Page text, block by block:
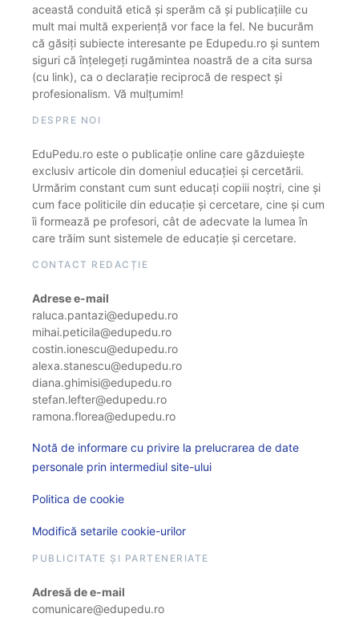
această conduită etică și sperăm că și publicațiile cu
mult mai multă experiență vor face la fel. Ne bucurăm
că găsiți subiecte interesante pe Edupedu.ro și suntem
siguri că înțelegeți rugămintea noastră de a cita sursa
(cu link), ca o declarație reciprocă de respect și
profesionalism. Vă mulțumim!
DESPRE NOI
EduPedu.ro este o publicație online care găzduiește
exclusiv articole din domeniul educației și cercetării.
Urmărim constant cum sunt educați copiii noștri, cine și
cum face politicile din educație și cercetare, cine și cum
îi formează pe profesori, cât de adecvate la lumea în
care trăim sunt sistemele de educație și cercetare.
CONTACT REDACȚIE
Adrese e-mail
raluca.pantazi@edupedu.ro
mihai.peticila@edupedu.ro
costin.ionescu@edupedu.ro
alexa.stanescu@edupedu.ro
diana.ghimisi@edupedu.ro
stefan.lefter@edupedu.ro
ramona.florea@edupedu.ro
Notă de informare cu privire la prelucrarea de date
personale prin intermediul site-ului
Politica de cookie
Modifică setarile cookie-urilor
PUBLICITATE ȘI PARTENERIATE
Adresă de e-mail
comunicare@edupedu.ro